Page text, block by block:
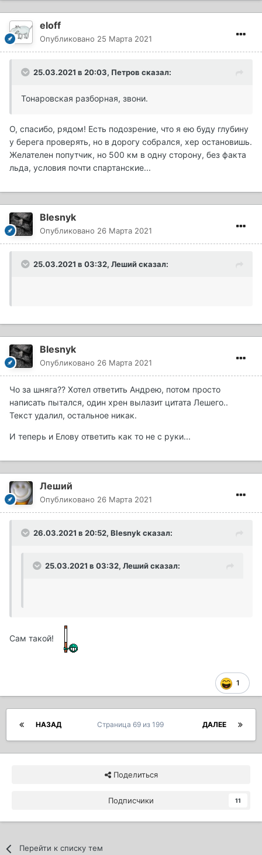
eloff
Опубликовано 25 Марта 2021
25.03.2021 в 20:03, Петров сказал:
Тонаровская разборная, звони.
О, спасибо, рядом! Есть подозрение, что я ею буду глубину
у берега проверять, но в дорогу собрался, хер остановишь.
Желателен попутчик, но 500 км в одну сторону, без факта
льда, условия почти спартанские...
Blesnyk
Опубликовано 26 Марта 2021
25.03.2021 в 03:32, Лешийсказал:
Blesnyk
Опубликовано 26 Марта 2021
Чо за шняга?? Хотел ответить Андрею, потом просто
написать пытался, один хрен вылазит цитата Лешего..
Текст удалил, остальное никак.
И теперь и Елову ответить как то не с руки...
Леший
Опубликовано 26 Марта 2021
26.03.2021 в 20:52, Blesnykсказал:
25.03.2021 в 03:32, Лешийсказал:
Сам такой!
1
НАЗАД ДАЛЕЕ
Страница 69 из 199
Поделиться
Подписчики 11
Перейти к списку тем